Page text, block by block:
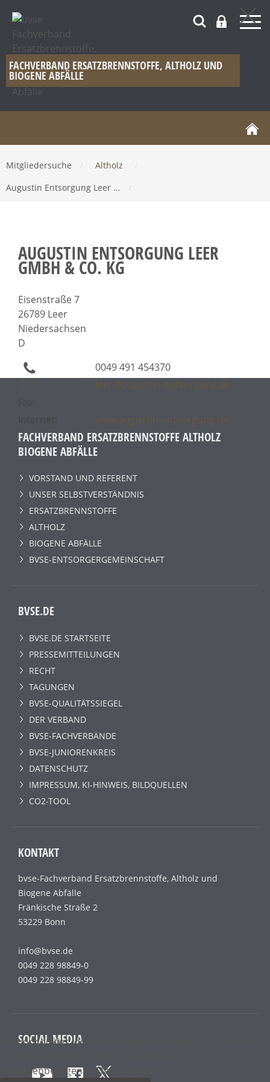
FACHVERBAND ERSATZBRENNSTOFFE, ALTHOLZ UND
BIOGENE ABFÄLLE
Mitgliedersuche Altholz
Augustin Entsorgung Leer …
AUGUSTIN ENTSORGUNG LEER
GMBH & CO. KG
Eisenstraße 7
26789 Leer
Niedersachsen
D
0049 491 454370
leer@augustin-entsorgung.de
www.augustin-entsorgung.de
FACHVERBAND ERSATZBRENNSTOFFE ALTHOLZ
BIOGENE ABFÄLLE
VORSTAND UND REFERENT
UNSER SELBSTVERSTÄNDNIS
ERSATZBRENNSTOFFE
ALTHOLZ
BIOGENE ABFÄLLE
BVSE-ENTSORGERGEMEINSCHAFT
BVSE.DE
BVSE.DE STARTSEITE
PRESSEMITTEILUNGEN
RECHT
TAGUNGEN
BVSE-QUALITÄTSSIEGEL
DER VERBAND
BVSE-FACHVERBÄNDE
BVSE-JUNIORENKREIS
DATENSCHUTZ
IMPRESSUM, KI-HINWEIS, BILDQUELLEN
CO2-TOOL
KONTAKT
bvse-Fachverband Ersatzbrennstoffe, Altholz und
Biogene Abfälle
Fränkische Straße 2
53229 Bonn
info@bvse.de
0049 228 98849-0
0049 228 98849-99
SOCIAL MEDIA
Sessioncookies, die das einwandfreie Funktionieren der
personenbezogenen Daten enthalten.